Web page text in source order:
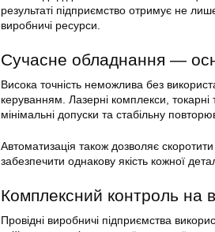
результаті підприємство отримує не
виробничі ресурси.
Сучасне обладнання —
Висока точність неможлива без
керуванням. Лазерні комплекси,
мінімальні допуски та стабільну
Автоматизація також дозволяє
забезпечити однакову якість кожної
Комплексний контроль на
Провідні виробничі підприємства